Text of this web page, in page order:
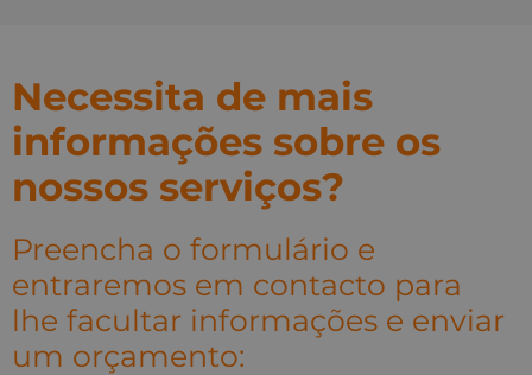
Necessita de mais
informações sobre os
nossos serviços?
Preencha o formulário e
entraremos em contacto para
lhe facultar informações e enviar
um orçamento: